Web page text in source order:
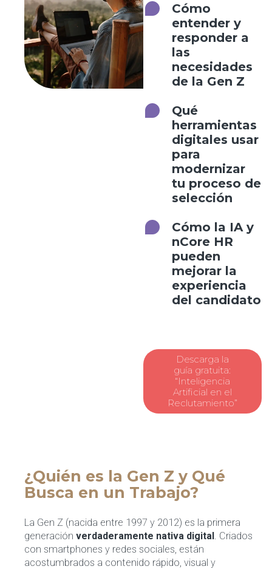
Cómo
entender y
responder a
las
necesidades
de la Gen Z
Qué
herramientas
digitales usar
para
modernizar
tu proceso de
selección
Cómo la IA y
nCore HR
pueden
mejorar la
experiencia
del candidato
Descarga la
guía gratuita:
“Inteligencia
Artificial en el
Reclutamiento”
¿Quién es la Gen Z y Qué
Busca en un Trabajo?
La Gen Z (nacida entre 1997 y 2012) es la primera
generación verdaderamente nativa digital. Criados
con smartphones y redes sociales, están
acostumbrados a contenido rápido, visual y